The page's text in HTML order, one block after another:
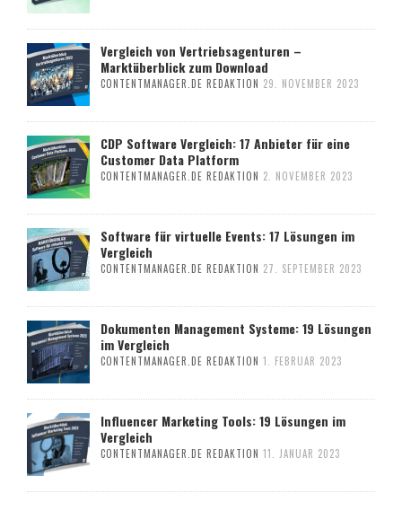
Vergleich von Vertriebsagenturen –
Marktüberblick zum Download
CONTENTMANAGER.DE REDAKTION 29. NOVEMBER 2023
CDP Software Vergleich: 17 Anbieter für eine
Customer Data Platform
CONTENTMANAGER.DE REDAKTION 2. NOVEMBER 2023
Software für virtuelle Events: 17 Lösungen im
Vergleich
CONTENTMANAGER.DE REDAKTION 27. SEPTEMBER 2023
Dokumenten Management Systeme: 19 Lösungen
im Vergleich
CONTENTMANAGER.DE REDAKTION 1. FEBRUAR 2023
Influencer Marketing Tools: 19 Lösungen im
Vergleich
CONTENTMANAGER.DE REDAKTION 11. JANUAR 2023